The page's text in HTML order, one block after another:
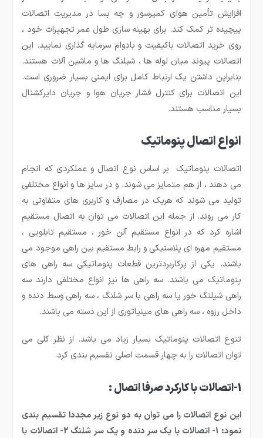
افزایش تأمین هوای کمپرسور و چه بسا در مدیریت اتصالات
پیچیده تر کمک کند. برای بهینه سازی طول عمر تجهیزات خود ،
روی خرید اتصالات باکیفیت و بادوام سرمایه گذاری نمایید. این
اتصالات پیوند میان لوله ها ، شیلنگ ها و ماشین آلات هستند.
بنابراین داشتن یک ارتباط کامل برای ایمنی بسیار ضروری است.
این اتصالات برای کنترل فشار جریان هوا و جریان دایرکشنال
بسیار مناسب هستند.
انواع اتصال پنوماتیک
اتصالات پنوماتیک بر اساس نوع اتصال و عملکردی که انجام
می دهند ، از هم متمایز می شوند. و در سایز ها و انواع مختلفی
تولید می شوند که هریک در مصارف و کاربری های متفاوتی به
کار می روند. از جمله این اتصالات می توان به اتصال مستقیم
اشاره کرد که در انواع مستقیم آلن خور ، مستقیم تابلویی ،
مستقیم مهره ای پلاستیکی و رابط مستقیم بین راهی موجود می
باشند. یکی از پرکاربردترین قطعات پنوماتیکی سه راهی های
پنوماتیک می باشند. سه راهی ها نیز انواع مختلفی دارند سه
راهی شیلنگ خور یا سه راهی با سر شلنگ ، سه راهی وسط دنده و
داخل رزوه ، سه راهی های مینیاتوری از این دسته می باشند.
تنوع اتصالات پنوماتیک بسیار زیاد می باشد. از نظر کلی می
توان اتصالات را به چهار قسمت اصلی تقسیم بندی کرد.
1-اتصالات با کارکرد صرفا اتصال :
این نوع اتصالات را می توان به دو نوع زیر مجددا تقسیم بندی
نمود: 1- اتصالات با یک سر دنده و یک سر شلنگ 2- اتصالات با